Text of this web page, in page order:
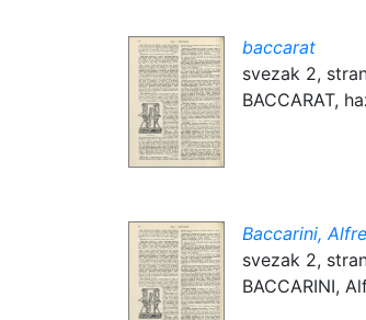
baccarat
svezak 2,
BACCARAT,
Baccarini,
svezak 2,
BACCARINI,